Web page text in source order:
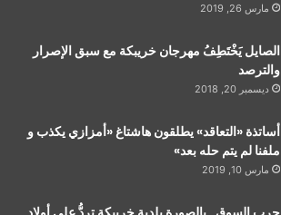
مارس 26, 2019
الصايل يَخْتَطِفُ مهرجان خريبكة مع سبق الإصرار
والترصد
ديسمبر 20, 2018
أساتذة «التعاقد» يطلقون هاشتاغ «أمزازي يكذب و
ملفنا لم يتم حله بعد»
مارس 10, 2019